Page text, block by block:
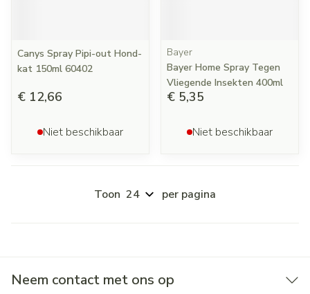
Canys Spray Pipi-out Hond-
kat 150ml 60402
€ 12,66
Niet beschikbaar
Bayer
Bayer Home Spray Tegen
Vliegende Insekten 400ml
€ 5,35
Niet beschikbaar
Toon per pagina
Neem contact met ons op